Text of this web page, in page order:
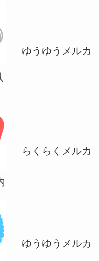
ゆうゆうメルカ
らくらくメルカ
ゆうゆうメルカ